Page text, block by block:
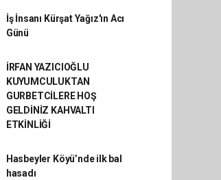
İş İnsanı Kürşat Yağız'ın Acı
Günü
İRFAN YAZICIOĞLU
KUYUMCULUKTAN
GURBETCİLERE HOŞ
GELDİNİZ KAHVALTI
ETKİNLİĞİ
Hasbeyler Köyü’nde ilk bal
hasadı